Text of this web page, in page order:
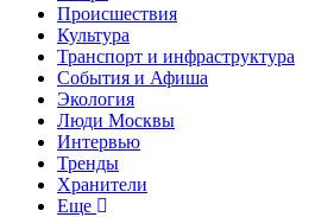
Происшествия
Культура
Транспорт и инфраструктура
События и Афиша
Экология
Люди Москвы
Интервью
Тренды
Хранители
Еще